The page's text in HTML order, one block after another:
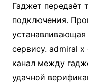
Гаджет передаёт
подключения.
сервису. admiral
канал между
удачной